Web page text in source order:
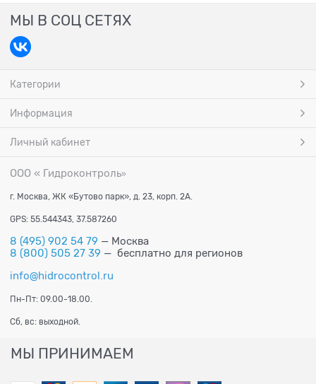
МЫ В СОЦ СЕТЯХ
Категории
Информация
Личный кабинет
ООО « Гидроконтроль»
г. Москва, ЖК «Бутово парк», д. 23, корп. 2А.
GPS: 55.544343, 37.587260
8 (495) 902 54 79 — Москва
8 (800) 505 27 39 — бесплатно для регионов
info@hidrocontrol.ru
Пн-Пт: 09.00-18.00.
Сб, вс: выходной.
МЫ ПРИНИМАЕМ